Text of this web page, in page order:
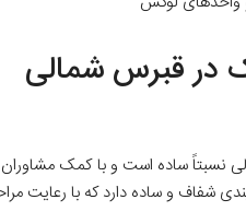
در قبرس شمالی
نسبتاً ساده است و با کمک
شفاف و ساده دارد که با رعایت